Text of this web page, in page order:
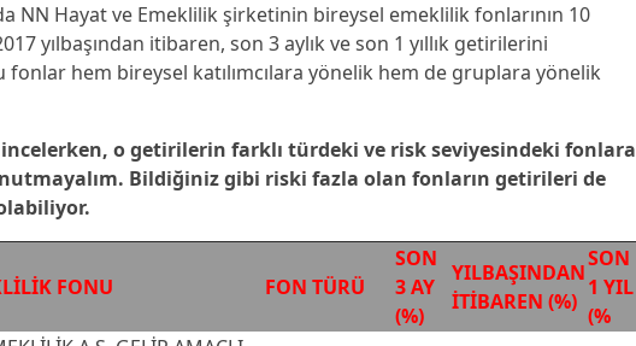
NN Hayat ve Emeklilik şirketinin bireysel emeklilik fonlarının 10
yılbaşından itibaren, son 3 aylık ve son 1 yıllık getirilerini
fonlar hem bireysel katılımcılara yönelik hem de gruplara yönelik
o getirilerin farklı türdeki ve risk seviyesindeki fonlara
Bildiğiniz gibi riski fazla olan fonların getirileri de
FONU FON TÜRÜ
SON
3 AY
(%)
YILBAŞINDAN
İTİBAREN (%)
SON
1 YIL
(%